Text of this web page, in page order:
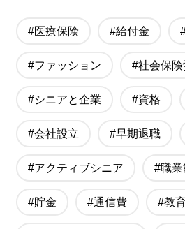
#医療保険 #給付金
#ファッション #社会保
#シニアと企業 #資格
#会社設立 #早期退職
#アクティブシニア #職
#貯金 #通信費 #教